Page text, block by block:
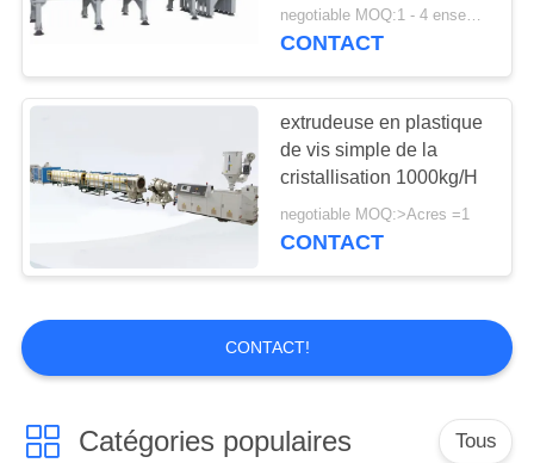
de PE de PVC de
polyoléfine
negotiable MOQ:1 - 4 ensembles
CONTACT
extrudeuse en plastique
de vis simple de la
cristallisation 1000kg/H
negotiable MOQ:>Acres =1
CONTACT
CONTACT!
Catégories populaires Tous